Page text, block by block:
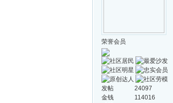
荣誉会员
发帖
24097
金钱
114016